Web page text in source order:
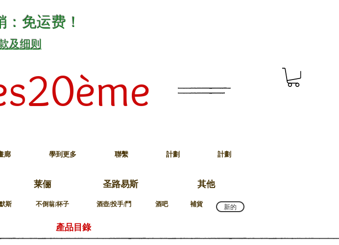
免运费！
及细则
廊 學到更多 聯繫 計劃 計劃
莱俪 圣路易斯 其他
斯 不倒翁/杯子 酒壺/投手/鬥 酒吧 補貨 新的
產品目錄